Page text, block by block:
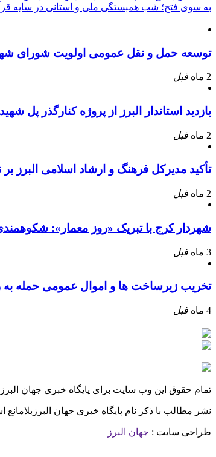
به سوی فتح؛ شب همبستگی ملی و استانی در سایه
توسعه حمل و نقل عمومی اولویت شورای
2 ماه قبل
بازدید استاندار البرز از پروژه کنارگذر پل
2 ماه قبل
تأکید مدیرکل فرهنگ و ارشاد اسلامی البرز
2 ماه قبل
شهردار کرج با تبریک «روز معمار»:
3 ماه قبل
تخریب زیرساخت ها و اموال عمومی حمله
4 ماه قبل
تمام حقوق این وب سایت برای پایگاه خبری جهان
نشر مطالب با ذکر نام پایگاه خبری جهان
طراحی سایت : جهان البرز